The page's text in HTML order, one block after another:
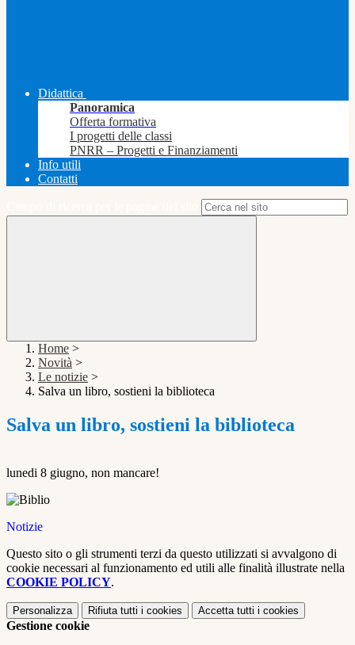
Didattica
Panoramica
Offerta formativa
I progetti delle classi
PNRR – Progetti e Finanziamenti
Info utili
Contatti
Home >
Novità >
Le notizie >
Salva un libro, sostieni la biblioteca
Salva un libro, sostieni la biblioteca
lunedi 8 giugno, non mancare!
Notizie
Questo sito o gli strumenti terzi da questo utilizzati si avvalgono di
cookie necessari al funzionamento ed utili alle finalità illustrate nella
COOKIE POLICY.
Personalizza Rifiuta tutti i cookies Accetta tutti i cookies
Gestione cookie